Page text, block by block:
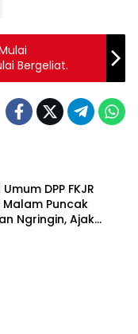
Bergeliat.
DPP FKJR
Malam Puncak
Ngringin, Ajak